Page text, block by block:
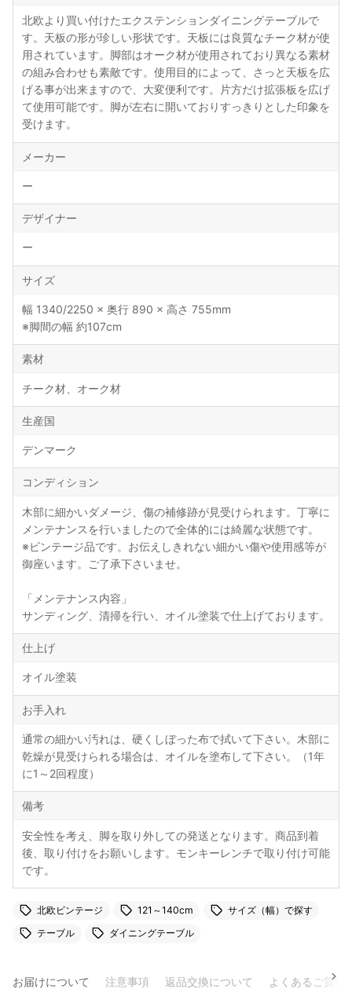
北欧より買い付けたエクステンションダイニングテーブルで
す。天板の形が珍しい形状です。天板には良質なチーク材が使
用されています。脚部はオーク材が使用されており異なる素材
の組み合わせも素敵です。使用目的によって、さっと天板を広
げる事が出来ますので、大変便利です。片方だけ拡張板を広げ
て使用可能です。脚が左右に開いておりすっきりとした印象を
受けます。
メーカー
ー
デザイナー
ー
サイズ
幅 1340/2250 × 奥行 890 × 高さ 755mm
※脚間の幅 約107cm
素材
チーク材、オーク材
生産国
デンマーク
コンディション
木部に細かいダメージ、傷の補修跡が見受けられます。丁寧に
メンテナンスを行いましたので全体的には綺麗な状態です。
※ビンテージ品です。お伝えしきれない細かい傷や使用感等が
御座います。ご了承下さいませ。
「メンテナンス内容」
サンディング、清掃を行い、オイル塗装で仕上げております。
仕上げ
オイル塗装
お手入れ
通常の細かい汚れは、硬くしぼった布で拭いて下さい。木部に
乾燥が見受けられる場合は、オイルを塗布して下さい。（1年
に1～2回程度）
備考
安全性を考え、脚を取り外しての発送となります。商品到着
後、取り付けをお願いします。モンキーレンチで取り付け可能
です。
北欧ビンテージ 121～140cm
サイズ（幅）で探す
テーブル
ダイニングテーブル
お届けについて 注意事項 返品交換について よくあるご質問